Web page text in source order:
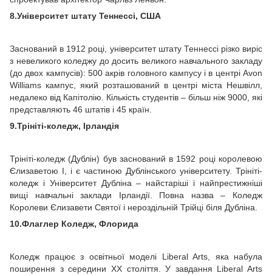
8.Університет штату Теннессі, США
Заснований в 1912 році, університет штату Теннессі різко виріс
з невеликого коледжу до досить великого навчального закладу
(до двох кампусів): 500 акрів головного кампусу і в центрі Avon
Williams кампус, який розташований в центрі міста Нешвілл,
недалеко від Капітолію. Кількість студентів – більш ніж 9000, які
представляють 46 штатів і 45 країн.
9.Трініті-коледж, Ірландія
Трініті-коледж (Дублін) був заснований в 1592 році королевою
Єлизаветою I, і є частиною Дублінського університету. Трініті-
коледж і Університет Дубліна – найстаріші і найпрестижніші
вищі навчальні заклади Ірландії. Повна назва – Коледж
Королеви Єлизавети Святої і нероздільній Трійці біля Дубліна.
10.Флаглер Коледж, Флорида
Коледж працює з освітньої моделі Liberal Arts, яка набула
поширення з середини ХХ століття. У завдання Liberal Arts